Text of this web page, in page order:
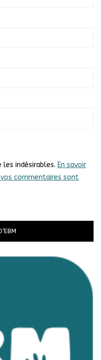
indésirables. En savoir
commentaires sont